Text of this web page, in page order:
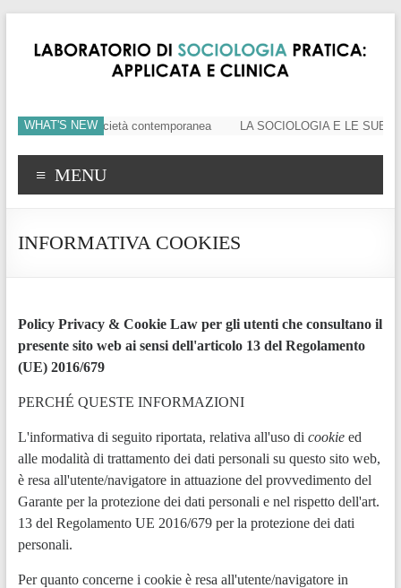
WHAT'S NEW
nella società contemporanea LA SOCIOLOGIA E LE SUE
MENU
INFORMATIVA COOKIES
Policy Privacy & Cookie Law per gli utenti che consultano il
presente sito web ai sensi dell'articolo 13 del Regolamento
(UE) 2016/679
PERCHÉ QUESTE INFORMAZIONI
L'informativa di seguito riportata, relativa all'uso di cookieed
alle modalità di trattamento dei dati personali su questo sito web,
è resa all'utente/navigatore in attuazione del provvedimento del
Garante per la protezione dei dati personali e nel rispetto dell'art.
13 del Regolamento UE 2016/679 per la protezione dei dati
personali.
Per quanto concerne i cookie è resa all'utente/navigatore in